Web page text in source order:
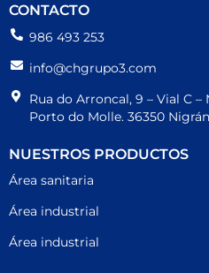
CONTACTO
986 493 253
info@chgrupo3.com
Rua do Arroncal, 9 – Vial C
Porto do Molle. 36350
NUESTROS PRODUCTOS
Área sanitaria
Área industrial
Área industrial